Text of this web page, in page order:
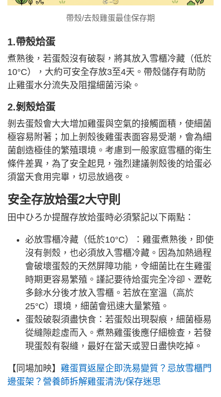
帶殼/去殼雞蛋最佳保存期
1.帶殼烚蛋
煮熟後，若蛋殼沒有破裂，將其放入雪櫃冷藏（低於
10°C），大約可安全存放3至4天。帶殼儲存有助防
止雞蛋水分流失及阻擋細菌污染。
2.剝殼烚蛋
剝去蛋殼會大大增加雞蛋與空氣的接觸面積，使細菌
極容易附著；加上剝殼後雞蛋表面容易受潮，會為細
菌創造極佳的繁殖環境。考慮到一般家庭雪櫃的衛生
條件差異，為了安全起見，強烈建議剝殼後的烚蛋必
須當天食用完畢，切忌放過夜。
安全存放烚蛋2大守則
田中ひろか提醒存放烚蛋時必須緊記以下兩點：
必放雪櫃冷藏（低於10°C）：雞蛋煮熟後，即使
沒有剝殼，也必須放入雪櫃冷藏。因為加熱過程
會破壞蛋殼的天然屏障功能，令細菌比在生雞蛋
時期更容易繁殖。謹記要待烚蛋完全冷卻、瀝乾
多餘水分後才放入雪櫃。若放在室溫（高於
25°C）環境，細菌會迅速大量繁殖。
蛋殼破裂須盡快食：若蛋殼出現裂痕，細菌極易
從縫隙趁虛而入。煮熟雞蛋後應仔細檢查，若發
現蛋殼有裂縫，最好在當天或翌日盡快吃掉。
【同場加映】 雞蛋買返屋企即洗易變質？忌放雪櫃門
邊蛋架？營養師拆解雞蛋清洗/保存迷思